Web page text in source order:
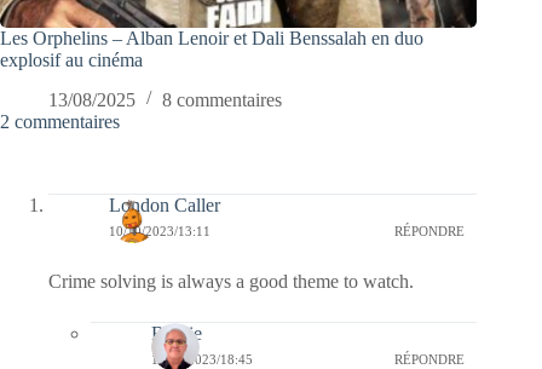
Les Orphelins – Alban Lenoir et Dali Benssalah en duo
explosif au cinéma
13/08/2025
8 commentaires
2 commentaires
London Caller
10/10/2023/13:11 RÉPONDRE
Crime solving is always a good theme to watch.
Bernie
10/10/2023/18:45 RÉPONDRE